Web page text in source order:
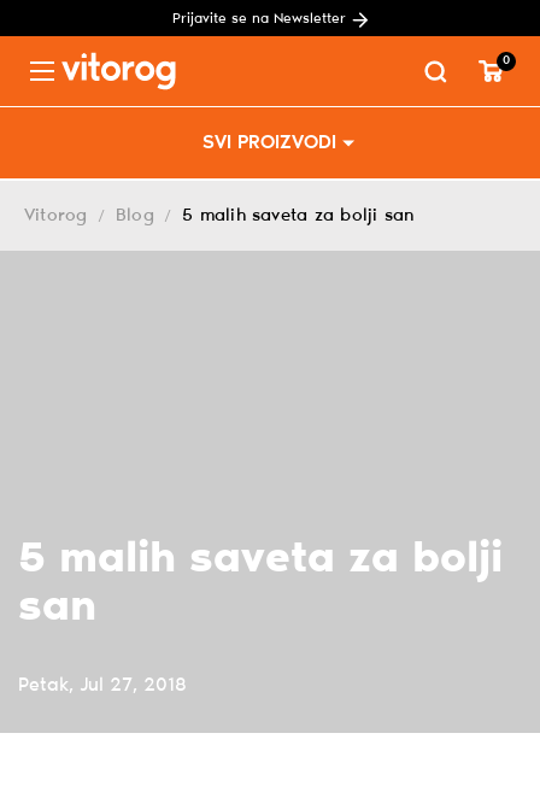
Prijavite se na Newsletter
SVI PROIZVODI
0
Vitorog / Blog / 5 malih saveta za bolji san
5 malih saveta za bolji
san
Petak, Jul 27, 2018